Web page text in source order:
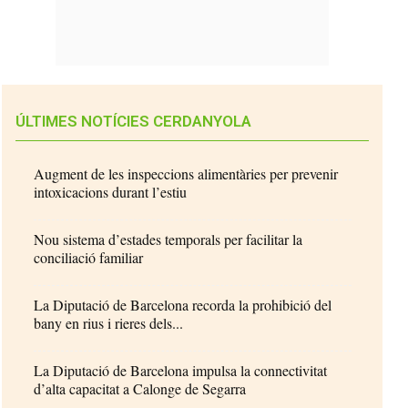
ÚLTIMES NOTÍCIES CERDANYOLA
Augment de les inspeccions alimentàries per prevenir
intoxicacions durant l’estiu
Nou sistema d’estades temporals per facilitar la
conciliació familiar
La Diputació de Barcelona recorda la prohibició del
bany en rius i rieres dels...
La Diputació de Barcelona impulsa la connectivitat
d’alta capacitat a Calonge de Segarra